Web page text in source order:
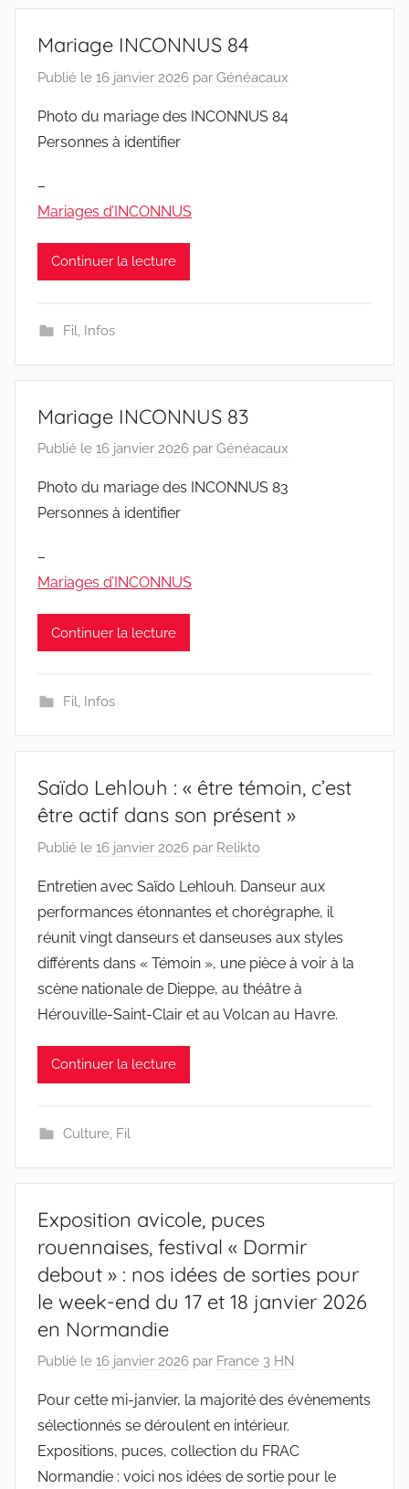
Mariage INCONNUS 84
Publié le 16 janvier 2026 par Généacaux
Photo du mariage des INCONNUS 84
Personnes à identifier
–
Mariages d’INCONNUS
Continuer la lecture
Fil Infos
Mariage INCONNUS 83
Publié le 16 janvier 2026 par Généacaux
Photo du mariage des INCONNUS 83
Personnes à identifier
–
Mariages d’INCONNUS
Continuer la lecture
Fil, Infos
Saïdo Lehlouh : « être témoin, c’est
être actif dans son présent »
Publié le 16 janvier 2026 par Relikto
Entretien avec Saïdo Lehlouh. Danseur aux
performances étonnantes et chorégraphe, il
réunit vingt danseurs et danseuses aux styles
différents dans « Témoin », une pièce à voir à la
scène nationale de Dieppe, au théâtre à
Hérouville-Saint-Clair et au Volcan au Havre.
Continuer la lecture
Culture, Fil
Exposition avicole, puces
rouennaises, festival « Dormir
debout » : nos idées de sorties pour
le week-end du 17 et 18 janvier 2026
en Normandie
Publié le 16 janvier 2026 par France 3 HN
Pour cette mi-janvier, la majorité des évènements
sélectionnés se déroulent en intérieur.
Expositions, puces, collection du FRAC
Normandie : voici nos idées de sortie pour le